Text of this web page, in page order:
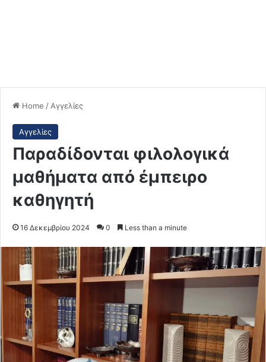
Home / Αγγελίες
Αγγελίες
Παραδίδονται φιλολογικά
μαθήματα από έμπειρο
καθηγητή
16 Δεκεμβρίου 2024 0 Less than a minute